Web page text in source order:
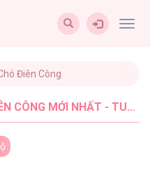
Điên Công
NHẤT - TUSACHXINHXINH (1)